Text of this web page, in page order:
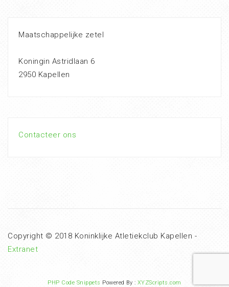
Maatschappelijke zetel
Koningin Astridlaan 6
2950 Kapellen
Contacteer ons
Copyright © 2018 Koninklijke Atletiekclub Kapellen -
Extranet
PHP Code Snippets Powered By : XYZScripts.com